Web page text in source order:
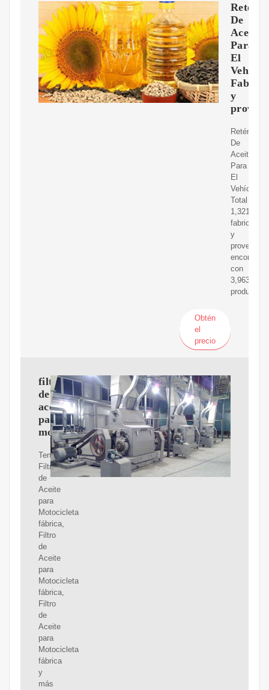
Retén
De
Aceite
Para
El
y
Retén
De
Aceite
Para
El
Vehículo
Total
1,321
fabricantes
y
con
3,963
productos
Obtén
el
precio
filtro
de
aceite
para
motocicleta
Tenemos
Filtro
de
Aceite
para
Motocicleta
fábrica,
Filtro
de
Aceite
para
Motocicleta
fábrica,
Filtro
de
Aceite
para
Motocicleta
fábrica
y
más